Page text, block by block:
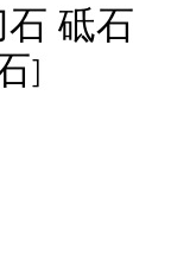
石 砥石
]